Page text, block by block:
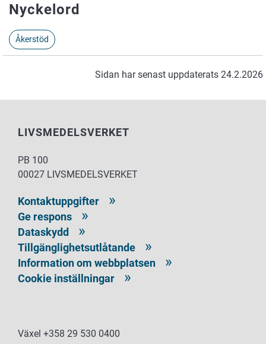
Nyckelord
Åkerstöd
Sidan har senast uppdaterats 24.2.2026
LIVSMEDELSVERKET
PB 100
00027 LIVSMEDELSVERKET
Kontaktuppgifter
Ge respons
Dataskydd
Tillgänglighetsutlåtande
Information om webbplatsen
Cookie inställningar
Växel +358 29 530 0400